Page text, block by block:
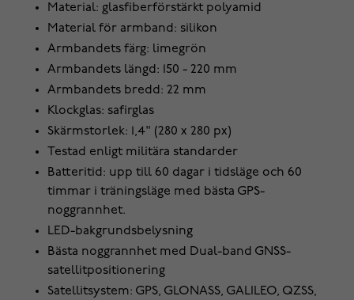
Material: glasfiberförstärkt polyamid
Material för armband: silikon
Armbandets färg: limegrön
Armbandets längd: 150 - 220 mm
Armbandets bredd: 22 mm
Klockglas: safirglas
Skärmstorlek: 1,4" (280 x 280 px)
Testad enligt militära standarder
Batteritid: upp till 60 dagar i tidsläge och 60
timmar i träningsläge med bästa GPS-
noggrannhet.
LED-bakgrundsbelysning
Bästa noggrannhet med Dual-band GNSS-
satellitpositionering
Satellitsystem: GPS, GLONASS, GALILEO, QZSS,